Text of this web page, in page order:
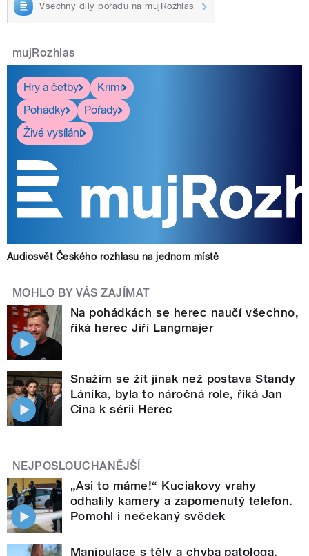
Všechny díly pořadu na mujRozhlas
mujRozhlas
Hry a četby
Krimi
Pohádky
Pořady
Živé vysílání
Audiosvět Českého rozhlasu na jednom místě
MOHLO BY VÁS ZAJÍMAT
Na pohádkách se herec naučí všechno,
říká herec Jiří Langmajer
Snažím se žít jinak než postava Standy
Láníka, byla to náročná role, říká Jan
Cina k sérii Herec
NEJPOSLOUCHANĚJŠÍ
„Asi to máme!“ Kuciakovy vrahy
odhalily kamery a zapomenutý telefon.
Pomohl i nečekaný svědek
Manipulace s těly a chyba patologa.